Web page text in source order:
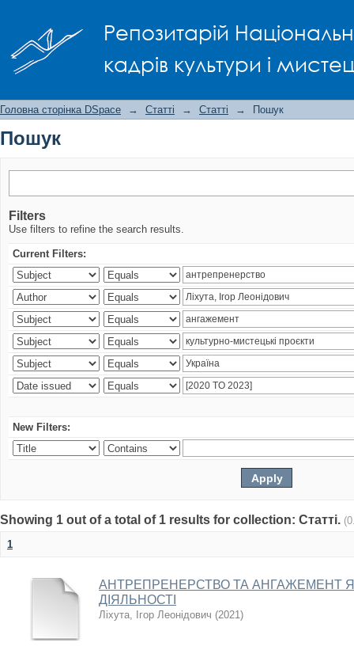
Репозитарій
кадрів культури і
Головна сторінка DSpace → Статті → Статті → Пошук
Пошук
Filters
Use filters to refine the search results.
Current Filters:
New Filters:
Showing 1 out of a total of 1 results for collection: Статті.
1
АНТРЕПРЕНЕРСТВО ТА АНГАЖЕМЕНТ
ДІЯЛЬНОСТІ
Ліхута, Ігор Леонідович (2021)